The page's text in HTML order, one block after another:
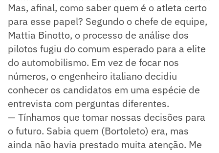
Mas, afinal, como saber quem é o atleta certo
para esse papel? Segundo o chefe de equipe,
Mattia Binotto, o processo de análise dos
pilotos fugiu do comum esperado para a elite
do automobilismo. Em vez de focar nos
números, o engenheiro italiano decidiu
conhecer os candidatos em uma espécie de
entrevista com perguntas diferentes.
— Tínhamos que tomar nossas decisões para
o futuro. Sabia quem (Bortoleto) era, mas
ainda não havia prestado muita atenção. Me